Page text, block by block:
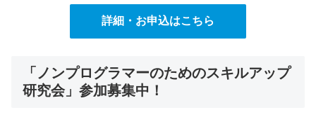
詳細・お申込はこちら
「ノンプログラマーのためのスキルアップ
研究会」参加募集中！